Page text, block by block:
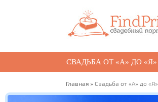
СВАДЬБА ОТ «А» ДО «Я»
Главная » Свадьба от «А» до «Я»